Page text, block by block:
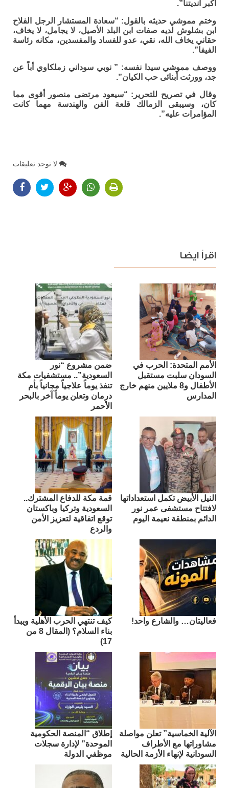
أكبر أنديتنا”.
وختم مموشي حديثه بالقول: “سعادة المستشار الرجل الفلاح
ابن بشلوش لديه صفات ابن البلد الأصيل، لا يجامل، لا يخاف،
حقاني يخاف الله، نقي، عدو للفساد والمفسدين، مكانه رئاسة
الفيفا”.
ووصف مموشي سيدا نفسه: ” نوبي سوداني زملكاوي أباً عن
جد، وورثت أبنائى حب الكيان”.
وقال في تصريح للتحرير: “سيعود مرتضى منصور أقوى مما
كان، وسيبقى الزمالك قلعة الفن والهندسة مهما كانت
المؤامرات عليه”.
لا توجد تعليقات
اقرأ ايضا
الأمم المتحدة: الحرب في
السودان سلبت مستقبل
الأطفال و8 ملايين منهم خارج
المدارس
ضمن مشروع “نور
السعودية”.. مستشفيات مكة
تنفذ يوماً علاجياً مجانياً بأم
درمان وتعلن يوماً آخر بالبحر
الأحمر
النيل الأبيض تكمل استعداداتها
لافتتاح مستشفى عمر نور
الدائم بمنطقة نعيمة اليوم
قمة مكة للدفاع المشترك..
السعودية وتركيا وباكستان
توقع اتفاقية لتعزيز الأمن
والردع
فعاليتان… والشارع واحد!
كيف تنتهي الحرب الأهلية ويبدأ
بناء السلام؟ (المقال 8 من
17)
الآلية الخماسية” تعلن مواصلة
مشاوراتها مع الأطراف
السودانية لإنهاء الأزمة الحالية
إطلاق “المنصة الحكومية
الموحدة” لإدارة سجلات
موظفي الدولة